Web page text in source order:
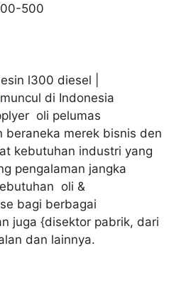
500
l300 diesel |
muncul di Indonesia
oli pelumas
beraneka merek bisnis den
kebutuhan industri yang
pengalaman jangka
oli &
bagi berbagai
juga {disektor pabrik, dari
dan lainnya.